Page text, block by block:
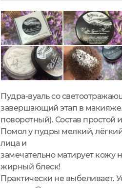
Пудра-вуаль со
завершающий этап в
поворотный). Состав простой
Помол у пудры мелкий,
лица и
замечательно матирует кожу
жирный блеск!
Практически не выбеливает.